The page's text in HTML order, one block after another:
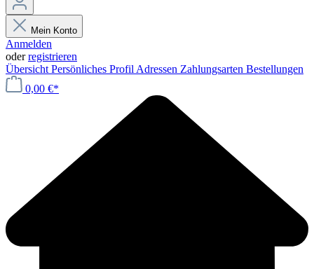
Mein Konto
Anmelden
oderregistrieren
Übersicht Persönliches Profil Adressen Zahlungsarten Bestellungen
0,00 €*